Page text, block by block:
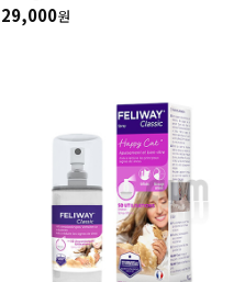
리 관절건강 장건강 긴장완화 부드러운식
감
29,000원